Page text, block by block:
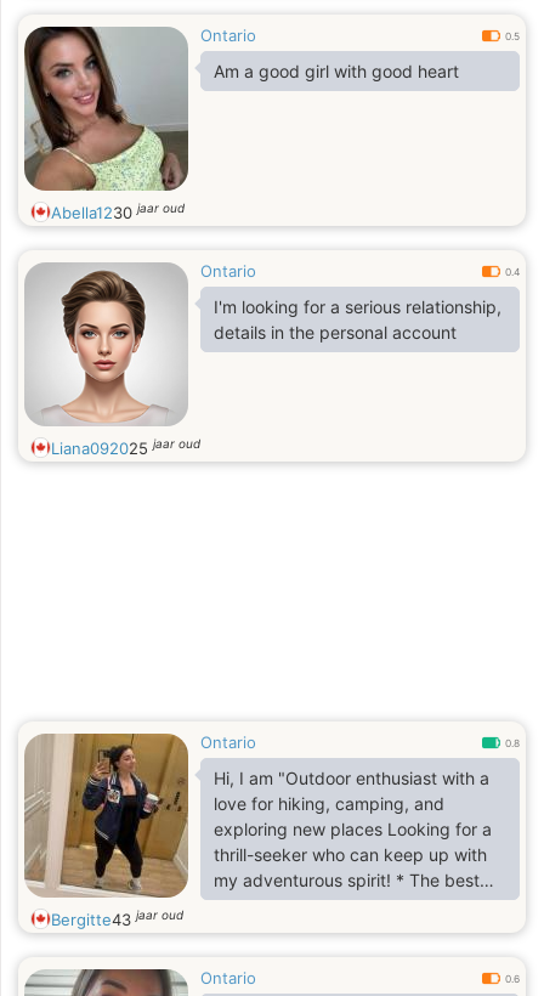
ready for a serious relationship that
can grow into a strong family? Then
let's get acquainted.
Ontario 0.5
Am a good girl with good heart
Abella1230jaar oud
Ontario 0.4
I'm looking for a serious relationship,
details in the personal account
Liana092025jaar oud
Ontario 0.8
Hi, I am "Outdoor enthusiast with a
love for hiking, camping, and
exploring new places Looking for a
thrill-seeker who can keep up with
my adventurous spirit! * The best
adventure you've had recently. I am
looking for a friend, a companion,
Christian friends that like to cuddle. I
Bergitte43jaar oud
Ontario 0.6